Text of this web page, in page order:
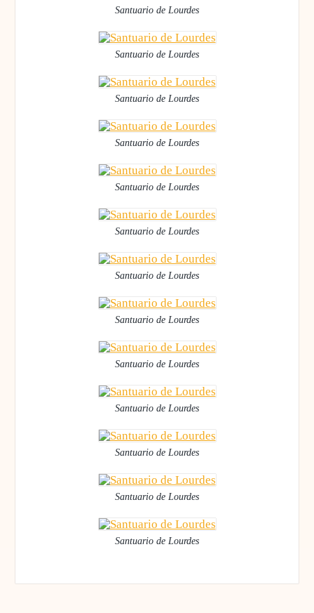
Santuario de Lourdes
Santuario de Lourdes
Santuario de Lourdes
Santuario de Lourdes
Santuario de Lourdes
Santuario de Lourdes
Santuario de Lourdes
Santuario de Lourdes
Santuario de Lourdes
Santuario de Lourdes
Santuario de Lourdes
Santuario de Lourdes
Santuario de Lourdes